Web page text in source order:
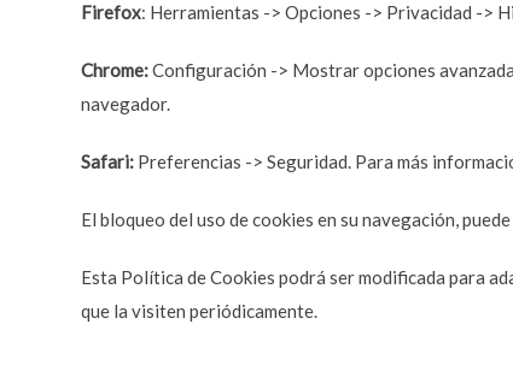
Firefox: Herramientas -> Opciones -> Privacidad ->
Chrome:Configuración -> Mostrar opciones
navegador.
Safari: Preferencias -> Seguridad. Para más
El bloqueo del uso de cookies en su navegación,
Esta Política de Cookies podrá ser modificada para
que la visiten periódicamente.